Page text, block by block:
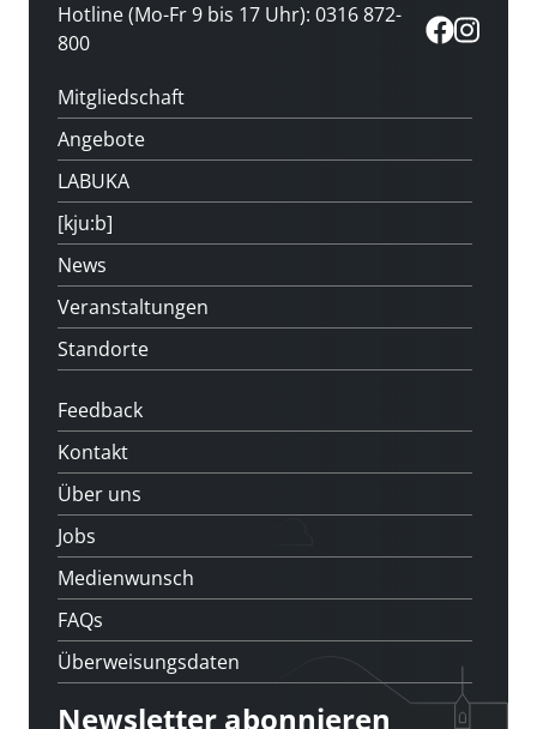
Hotline (Mo-Fr 9 bis 17 Uhr): 0316 872-
800
Mitgliedschaft
Angebote
LABUKA
[kju:b]
News
Veranstaltungen
Standorte
Feedback
Kontakt
Über uns
Jobs
Medienwunsch
FAQs
Überweisungsdaten
Newsletter abonnieren